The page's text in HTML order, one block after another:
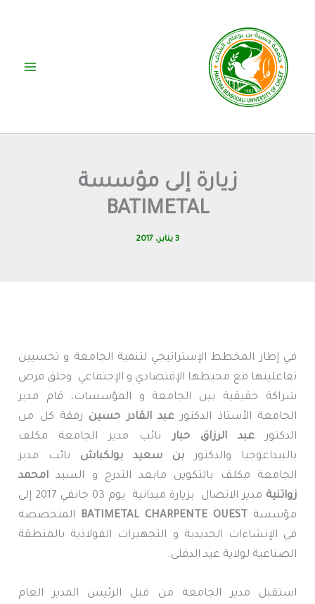
المحتوى
زيارة إلى مؤسسة
BATIMETAL
3 يناير، 2017
في إطار المخطط الإستراتيجي لتنمية الجامعة و تحسيين
تفاعليتها مع محيطها الإقتصادي و الإجتماعي وخلق فرص
شراكة حقيقية بين الجامعة و المؤسسات، قام مدير
الجامعة الأستاذ الدكتورعبد القادر حسين رفقة كل من
الدكتورعبد الرزاق حبارنائب مدير الجامعة مكلف
بالبيداغوجيا والدكتوربن سعيد بولكباش نائب مدير
الجامعة مكلف بالتكوين مابعد التدرج و السيد امحمد
زواتنية
مدير الاتصال بزيارة ميدانية يوم 03 جانفي 2017 إلى
مؤسسة
BATIMETAL CHARPENTE OUEST المتخصصة
في الإنشاءات الحديدية و التجهيزات الفولاذية بالمنطقة
الصناعية لولاية عيد الدفلى.
استقبل مدير الجامعة من قبل الرئيس المدير العام